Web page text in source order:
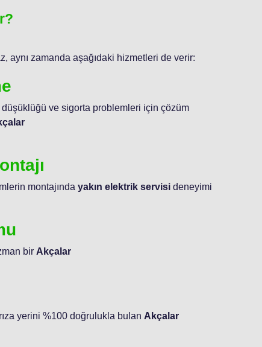
aynı zamanda aşağıdaki hizmetleri de verir:
ve sigorta problemleri için çözüm
montajında yakın elektrik servisi deneyimi
bir Akçalar
yerini %100 doğrulukla bulan Akçalar